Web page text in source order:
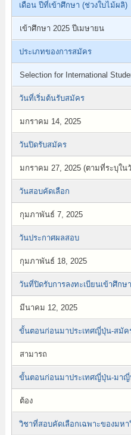
เดือน ปีที่เข้าศึกษา (ช่วงใบไม้ผลิ)
เข้าศึกษา 2025 ปีเมษายน
ประเภทของการสมัคร
Selection for International
วันที่เริ่มต้นรับสมัคร
มกราคม 14, 2025
วันปิดรับสมัคร
มกราคม 27, 2025 (ตามที่ระบุใน
วันสอบคัดเลือก
กุมภาพันธ์ 7, 2025
วันประกาศผลสอบ
กุมภาพันธ์ 18, 2025
วันที่ปิดรับการลงทะเบียนเข้าศึกษ
มีนาคม 12, 2025
ขั้นตอนก่อนมาประเทศญี่ปุ่น-สมัค
สามารถ
ขั้นตอนก่อนมาประเทศญี่ปุ่น-มาญี่
ต้อง
วิชาที่สอบคัดเลือกเฉพาะของมหา